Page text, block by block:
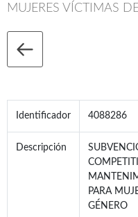
MUJERES VÍCTIMAS
Identificador 4088286
Descripción
PARA
GÉNERO